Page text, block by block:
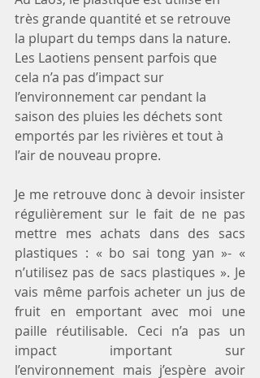
très grande quantité et se retrouve
la plupart du temps dans la nature.
Les Laotiens pensent parfois que
cela n’a pas d’impact sur
l’environnement car pendant la
saison des pluies les déchets sont
emportés par les rivières et tout à
l’air de nouveau propre.
Je me retrouve donc à devoir insister
régulièrement sur le fait de ne pas
mettre mes achats dans des sacs
plastiques : « bo sai tong yan »- «
n’utilisez pas de sacs plastiques ». Je
vais même parfois acheter un jus de
fruit en emportant avec moi une
paille réutilisable. Ceci n’a pas un
impact important sur
l’environnement mais j’espère avoir